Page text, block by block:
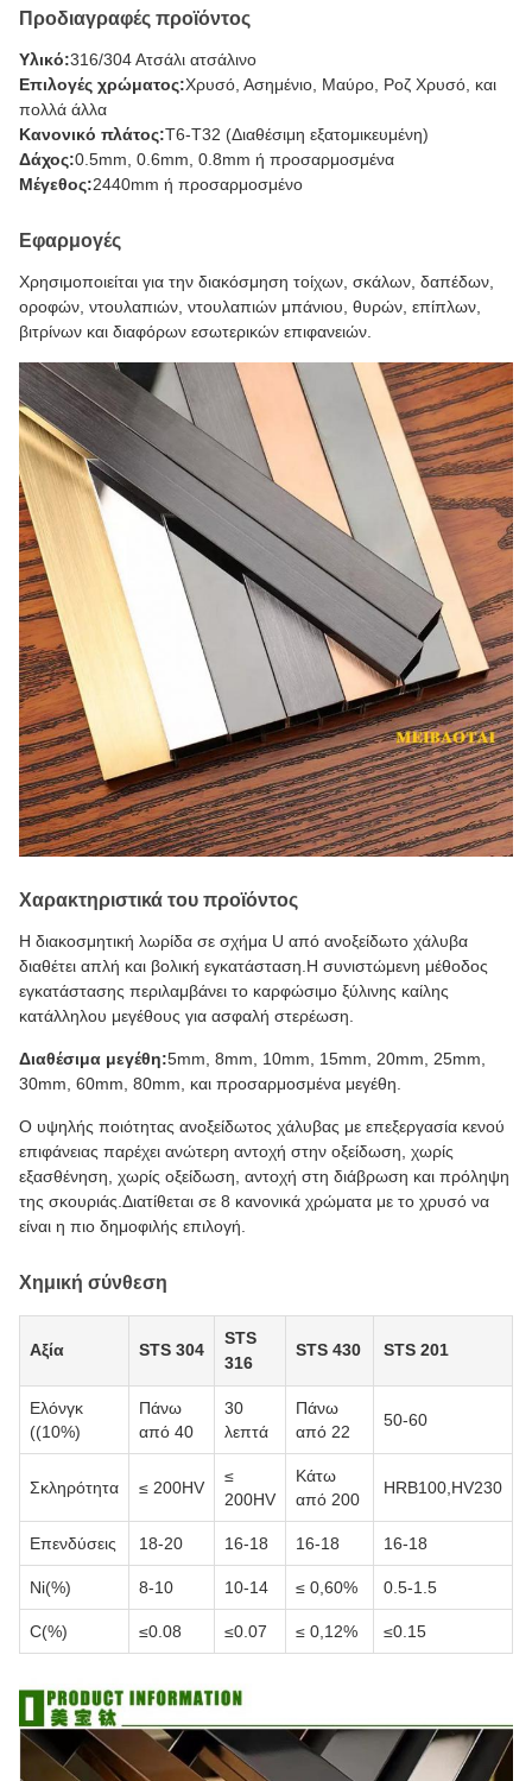
Προδιαγραφές προϊόντος
Υλικό:316/304 Ατσάλι ατσάλινο
Επιλογές χρώματος:Χρυσό, Ασημένιο, Μαύρο, Ροζ Χρυσό, και
πολλά άλλα
Κανονικό πλάτος:Τ6-Τ32 (Διαθέσιμη εξατομικευμένη)
Δάχος:0.5mm, 0.6mm, 0.8mm ή προσαρμοσμένα
Μέγεθος:2440mm ή προσαρμοσμένο
Εφαρμογές
Χρησιμοποιείται για την διακόσμηση τοίχων, σκάλων, δαπέδων,
οροφών, ντουλαπιών, ντουλαπιών μπάνιου, θυρών, επίπλων,
βιτρίνων και διαφόρων εσωτερικών επιφανειών.
Χαρακτηριστικά του προϊόντος
Η διακοσμητική λωρίδα σε σχήμα U από ανοξείδωτο χάλυβα
διαθέτει απλή και βολική εγκατάσταση.Η συνιστώμενη μέθοδος
εγκατάστασης περιλαμβάνει το καρφώσιμο ξύλινης καίλης
κατάλληλου μεγέθους για ασφαλή στερέωση.
Διαθέσιμα μεγέθη:5mm, 8mm, 10mm, 15mm, 20mm, 25mm,
30mm, 60mm, 80mm, και προσαρμοσμένα μεγέθη.
Ο υψηλής ποιότητας ανοξείδωτος χάλυβας με επεξεργασία κενού
επιφάνειας παρέχει ανώτερη αντοχή στην οξείδωση, χωρίς
εξασθένηση, χωρίς οξείδωση, αντοχή στη διάβρωση και πρόληψη
της σκουριάς.Διατίθεται σε 8 κανονικά χρώματα με το χρυσό να
είναι η πιο δημοφιλής επιλογή.
Χημική σύνθεση
Αξία STS 304
STS
316
STS 430 STS 201
Ελόνγκ
((10%)
Πάνω
από 40
30
λεπτά
Πάνω
από 22
50-60
Σκληρότητα ≤ 200HV
≤
200HV
Κάτω
από 200
HRB100,HV230
Επενδύσεις 18-20 16-18 16-18 16-18
Ni(%) 8-10 10-14 ≤ 0,60% 0.5-1.5
C(%) ≤0.08 ≤0.07 ≤ 0,12% ≤0.15